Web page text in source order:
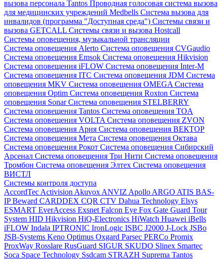
вызова персонала Tantos Проводная голосовая система вызова
для медицинских учреждений Medbells Система вызова для
инвалидов (программа "Доступная среда") Системы связи и
вызова GETCALL Системы связи и вызова Hostcall
Системы оповещения, музыкальной трансляции
Система оповещения Alerto Система оповещения CVGaudio
Система оповещения Emsok Система оповещения Hikvision
Система оповещения iFLOW Система оповещения Inter-M
Система оповещения ITC Система оповещения JDM Система
оповещения MKV Система оповещения OMEGA Система
оповещения Optim Система оповещения Roxton Система
оповещения SonarСистема оповещения STELBERRY
Система оповещения Tantos Система оповещения TOA
Система оповещения VOLTA Система оповещения ZVON
Система оповещения Ария Система оповещения ВЕКТОР
Система оповещения Мета Система оповещения Октава
Система оповещения Рокот Система оповещения Сибирский
Арсенал Система оповещения Три Нити Система оповещения
Тромбон Система оповещения Элтех Система оповещения
ВИСТЛ
Системы контроля доступа
AccordTec Activision Akuvox ANVIZ Apollo ARGO ATIS BAS-
IPBeward CARDDEX CQR CTV Dahua Technology Elsys
ESMART EverAccess Exsnet Falcon Eye Fox Gate Guard Tour
System HID Hikvision HiQ-Electronics HiWatch Huawei iBells
iFLOW Indala IPTRONIC IronLogic ISBC J2000 J-Lock JSBo
JSB-Systems Keno Optimus Oxgard Parsec PERCo Promix
ProxWay Rosslare RusGuard SIGUR SKUDO Slinex Smartec
Soca Space Technology Ssdcam STRAZH Suprema Tantos